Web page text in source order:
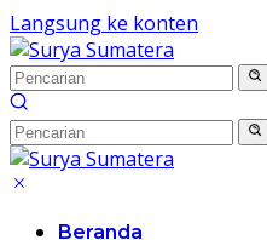
Langsung ke konten
Beranda